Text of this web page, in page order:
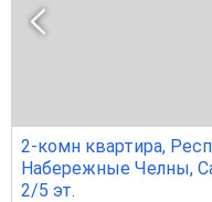
2-комн квартира,
Набережные Челны,
2/5 эт.